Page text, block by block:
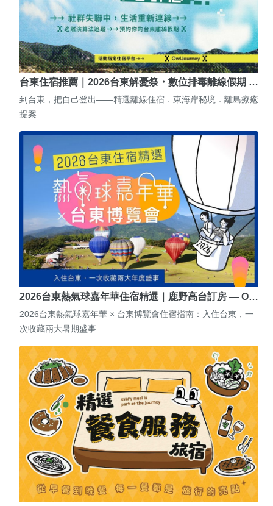
台東住宿推薦｜2026台東解憂祭・數位排毒離線假期 …
到台東，把自己登出——精選離線住宿．東海岸秘境．離島療癒
提案
2026台東熱氣球嘉年華住宿精選｜鹿野高台訂房 — O…
2026台東熱氣球嘉年華 × 台東博覽會住宿指南：入住台東，一
次收藏兩大暑期盛事